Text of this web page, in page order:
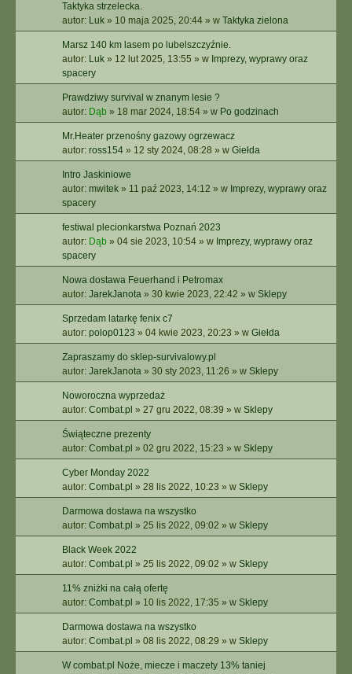
Taktyka strzelecka.
autor: Luk » 10 maja 2025, 20:44 » w Taktyka zielona
Marsz 140 km lasem po lubelszczyźnie.
autor: Luk » 12 lut 2025, 13:55 » w Imprezy, wyprawy oraz
spacery
Prawdziwy survival w znanym lesie ?
autor: Dąb » 18 mar 2024, 18:54 » w Po godzinach
Mr.Heater przenośny gazowy ogrzewacz
autor: ross154 » 12 sty 2024, 08:28 » w Giełda
Intro Jaskiniowe
autor: mwitek » 11 paź 2023, 14:12 » w Imprezy, wyprawy oraz
spacery
festiwal plecionkarstwa Poznań 2023
autor: Dąb » 04 sie 2023, 10:54 » w Imprezy, wyprawy oraz
spacery
Nowa dostawa Feuerhand i Petromax
autor: JarekJanota » 30 kwie 2023, 22:42 » w Sklepy
Sprzedam latarkę fenix c7
autor: polop0123 » 04 kwie 2023, 20:23 » w Giełda
Zapraszamy do sklep-survivalowy.pl
autor: JarekJanota » 30 sty 2023, 11:26 » w Sklepy
Noworoczna wyprzedaż
autor: Combat.pl » 27 gru 2022, 08:39 » w Sklepy
Świąteczne prezenty
autor: Combat.pl » 02 gru 2022, 15:23 » w Sklepy
Cyber Monday 2022
autor: Combat.pl » 28 lis 2022, 10:23 » w Sklepy
Darmowa dostawa na wszystko
autor: Combat.pl » 25 lis 2022, 09:02 » w Sklepy
Black Week 2022
autor: Combat.pl » 25 lis 2022, 09:02 » w Sklepy
11% zniżki na całą ofertę
autor: Combat.pl » 10 lis 2022, 17:35 » w Sklepy
Darmowa dostawa na wszystko
autor: Combat.pl » 08 lis 2022, 08:29 » w Sklepy
W combat.pl Noże, miecze i maczety 13% taniej